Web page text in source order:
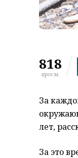
818
просм.
За
лет,
За это